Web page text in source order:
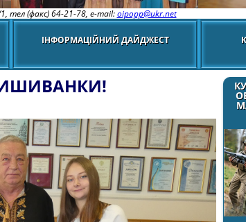
тел (факс) 64-21-78, e-mail:oipopp@ukr.net
ІНФОРМАЦІЙНИЙ ДАЙДЖЕСТ